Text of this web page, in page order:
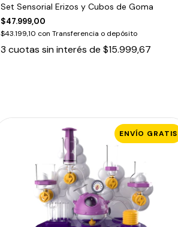
Set Sensorial Erizos y Cubos de Goma
$47.999,00
$43.199,10 con Transferencia o depósito
3 cuotas sin interés de $15.999,67
ENVÍO GRATIS